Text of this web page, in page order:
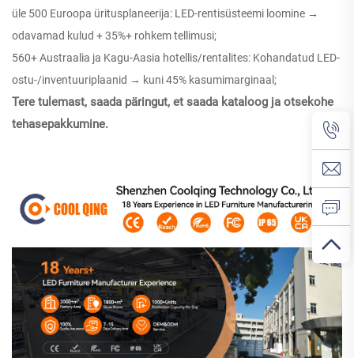
üle 500 Euroopa üritusplaneerija: LED-rentisüsteemi loomine →
odavamad kulud + 35%+ rohkem tellimusi;
560+ Austraalia ja Kagu-Aasia hotellis/rentalites: Kohandatud LED-
ostu-/inventuuriplaanid → kuni 45% kasumimarginaal;
Tere tulemast, saada päringut, et saada kataloog ja otsekohe
tehasepakkumine.